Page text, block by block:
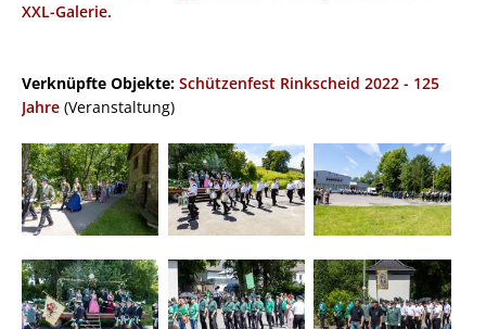
XXL-Galerie.
Verknüpfte Objekte: Schützenfest Rinkscheid 2022 - 125
Jahre (Veranstaltung)